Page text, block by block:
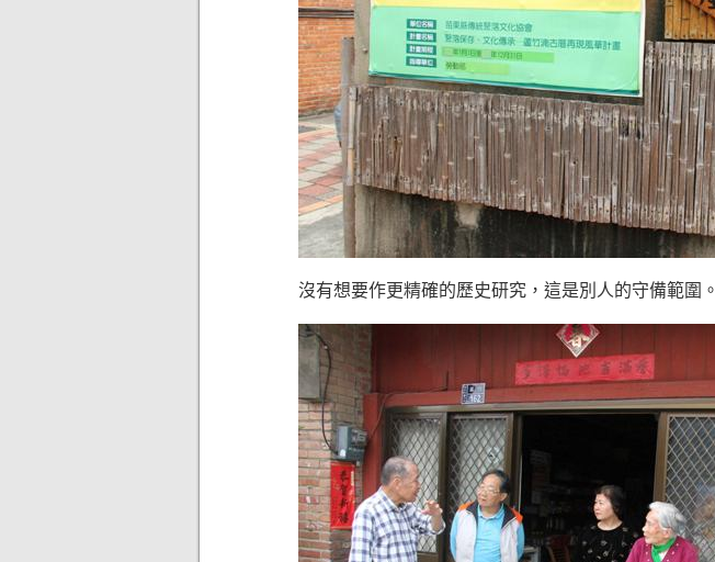
沒有想要作更精確的歷史研究，這是別人的守備範圍。